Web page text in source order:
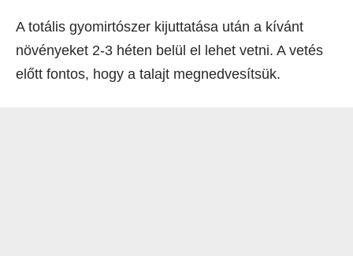
A totális gyomirtószer kijuttatása után a kívánt
növényeket 2-3 héten belül el lehet vetni. A vetés
előtt fontos, hogy a talajt megnedvesítsük.